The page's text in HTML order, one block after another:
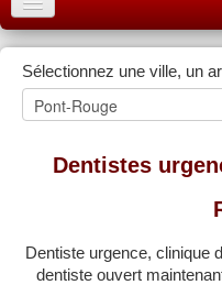
ACCUEIL
MONTRÉAL
QUÉBEC
LAVAL
ZONE DENTISTE▼
Sélectionnez une ville, un
Dentistes
Dentiste urgence, clinique
dentiste ouvert